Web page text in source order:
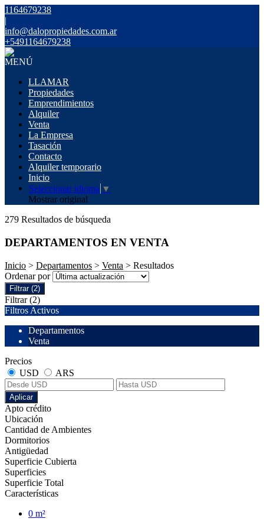
1164679238
|
info@dalopropiedades.com.ar
+5491164679238
MENÚ
LLAMAR
Propiedades
Emprendimientos
Alquiler
Venta
La Empresa
Tasación
Contacto
Alquiler temporario
Inicio
Seleccionar idioma ▼
Mostrar original
279 Resultados de búsqueda
DEPARTAMENTOS EN VENTA
Inicio > Departamentos > Venta > Resultados
Ordenar por
Filtrar (2)
Filtrar (2)
Filtros Activos
Departamentos
Venta
Precios
USD
ARS
Aplicar
Apto crédito
Ubicación
Cantidad de Ambientes
Dormitorios
Antigüedad
Superficie Cubierta
Superficies
Superficie Total
Características
0 m²